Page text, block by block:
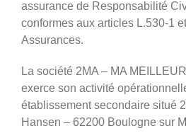
assurance de Responsabilité
conformes aux articles L.530-1
Assurances.
La société 2MA – MA
exerce son activité
établissement secondaire situé
Hansen – 62200 Boulogne sur